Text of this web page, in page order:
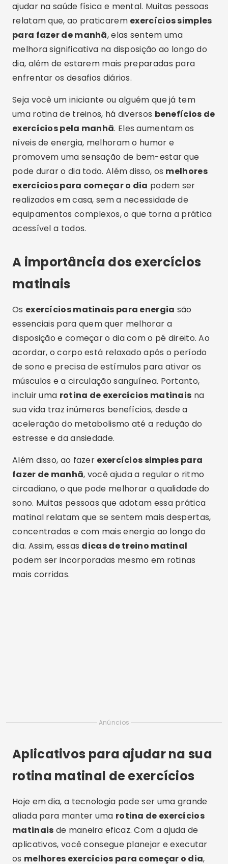
ajudar na saúde física e mental. Muitas pessoas
relatam que, ao praticarem exercícios simples
para fazer de manhã, elas sentem uma
melhora significativa na disposição ao longo do
dia, além de estarem mais preparadas para
enfrentar os desafios diários.
Seja você um iniciante ou alguém que já tem
uma rotina de treinos, há diversos benefícios de
exercícios pela manhã. Eles aumentam os
níveis de energia, melhoram o humor e
promovem uma sensação de bem-estar que
pode durar o dia todo. Além disso, os melhores
exercícios para começar o dia podem ser
realizados em casa, sem a necessidade de
equipamentos complexos, o que torna a prática
acessível a todos.
A importância dos exercícios
matinais
Os exercícios matinais para energia são
essenciais para quem quer melhorar a
disposição e começar o dia com o pé direito. Ao
acordar, o corpo está relaxado após o período
de sono e precisa de estímulos para ativar os
músculos e a circulação sanguínea. Portanto,
incluir uma rotina de exercícios matinais na
sua vida traz inúmeros benefícios, desde a
aceleração do metabolismo até a redução do
estresse e da ansiedade.
Além disso, ao fazer exercícios simples para
fazer de manhã, você ajuda a regular o ritmo
circadiano, o que pode melhorar a qualidade do
sono. Muitas pessoas que adotam essa prática
matinal relatam que se sentem mais despertas,
concentradas e com mais energia ao longo do
dia. Assim, essas dicas de treino matinal
podem ser incorporadas mesmo em rotinas
mais corridas.
Anúncios
Aplicativos para ajudar na sua
rotina matinal de exercícios
Hoje em dia, a tecnologia pode ser uma grande
aliada para manter uma rotina de exercícios
matinais de maneira eficaz. Com a ajuda de
aplicativos, você consegue planejar e executar
os melhores exercícios para começar o dia,